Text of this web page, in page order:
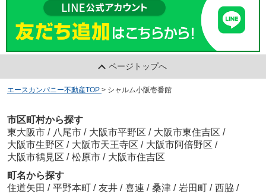
ページトップへ
エースカンパニー不動産TOP > シャルム小阪壱番館
市区町村から探す
東大阪市 / 八尾市 / 大阪市平野区 / 大阪市東住吉区 /
大阪市生野区 / 大阪市天王寺区 / 大阪市阿倍野区 /
大阪市鶴見区 / 松原市 / 大阪市住吉区
町名から探す
住道矢田 / 平野本町 / 友井 / 喜連 / 桑津 / 岩田町 / 西脇 /